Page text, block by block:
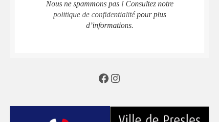
Nous ne spammons pas ! Consultez notre
politique de confidentialitépour plus
d’informations.
Facebook
Instagram